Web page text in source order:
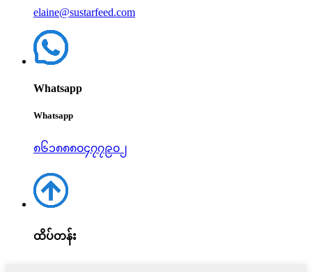
elaine@sustarfeed.com
Whatsapp
Whatsapp
၈၆၁၈၈၈၀၄၇၇၉၀၂
ထိပ်တန်း